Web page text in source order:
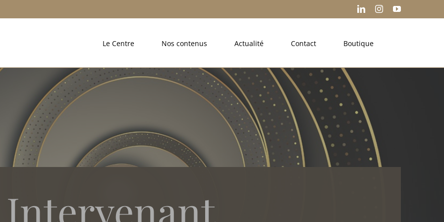
LinkedInInstagramYouTube
Le Centre Nos contenus Actualité Contact Boutique
Intervenant